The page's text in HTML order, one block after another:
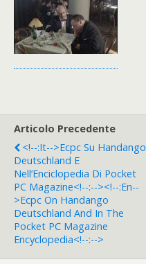
Articolo Precedente
<!--:it-->Ecpc Su Handango
Deutschland E
Nell’Enciclopedia Di Pocket
PC Magazine<!--:--><!--:en--
>Ecpc On Handango
Deutschland And In The
Pocket PC Magazine
Encyclopedia<!--:-->